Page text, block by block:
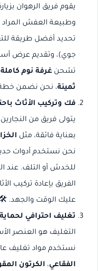
يقوم فريق الرهوان
وطبيعة العفش المراد
تحديد أفضل طريقة
جوي)، وتقديم عرض
تشحن غرفة نوم كاملة
ثمينة، نحن نضمن
فك وتركيب الأثاث
يتولى فريق من
بعناية فائقة، مثل
نحن نستخدم أدوات
للخدش أو التلف. عند
الفريق بإعادة تركيب
عليك الوقت والجهد. 🛠️
تغليف احترافي لحماية
التغليف هو العنصر
نستخدم مواد تغليف
الفقاعي، الكرتون